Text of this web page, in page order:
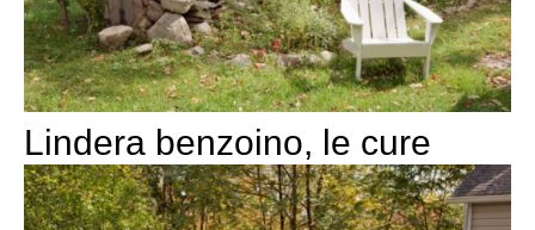
Lindera benzoino, le cure